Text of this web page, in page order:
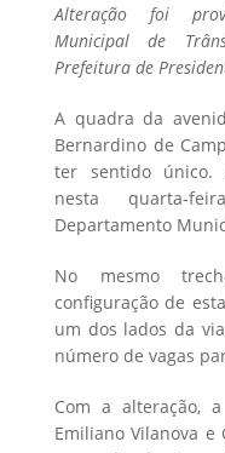
Alteração foi
Municipal de
Prefeitura de
A quadra da
Bernardino de
ter sentido único.
nesta quarta-
Departamento
No mesmo
configuração de
um dos lados da
número de vagas
Com a alteração,
Emiliano Vilanova e